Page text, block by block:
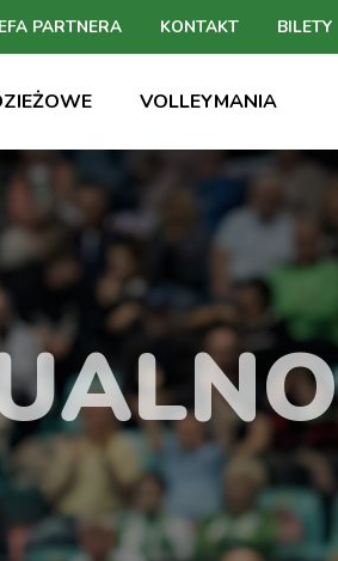
PARTNERA KONTAKT BILETY
VOLLEYMANIA